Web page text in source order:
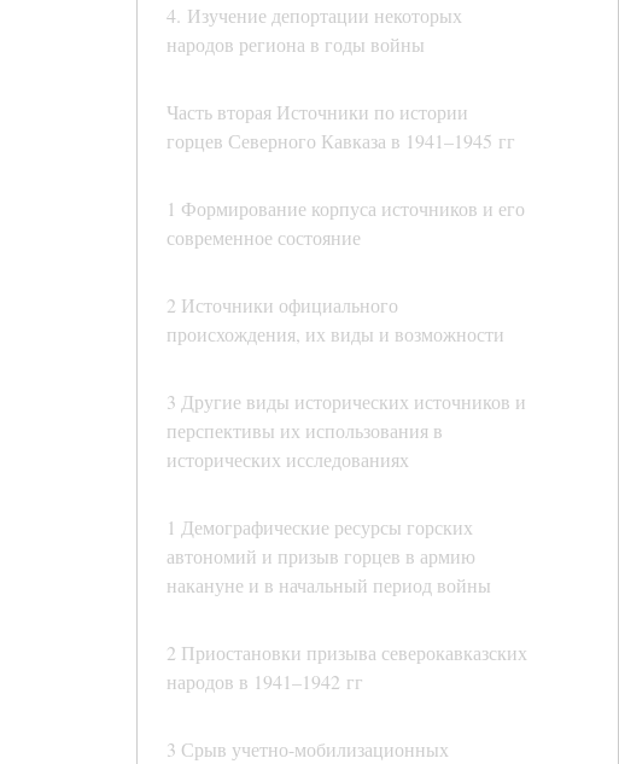
4. Изучение депортации некоторых
народов региона в годы войны
Часть вторая Источники по истории
горцев Северного Кавказа в 1941–1945 гг
1 Формирование корпуса источников и его
современное состояние
2 Источники официального
происхождения, их виды и возможности
3 Другие виды исторических источников и
перспективы их использования в
исторических исследованиях
1 Демографические ресурсы горских
автономий и призыв горцев в армию
накануне и в начальный период войны
2 Приостановки призыва северокавказских
народов в 1941–1942 гг
3 Срыв учетно-мобилизационных